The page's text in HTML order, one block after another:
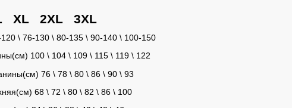
XL 2XL 3XL
\ 76-130 \ 80-135 \ 90-140 \ 100-150
100 \ 104 \ 109 \ 115 \ 119 \ 122
76 \ 78 \ 80 \ 86 \ 90 \ 93
68 \ 72 \ 80 \ 82 \ 86 \ 100